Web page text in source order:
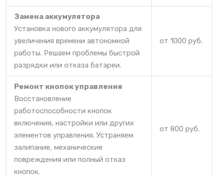
Замена аккумулятора
Установка нового аккумулятора для
увеличения времени автономной
работы. Решаем проблемы быстрой
разрядки или отказа батареи.
от 1000 руб.
Ремонт кнопок управления
Восстановление
работоспособности кнопок
включения, настройки или других
элементов управления. Устраняем
залипание, механические
повреждения или полный отказ
кнопок.
от 800 руб.